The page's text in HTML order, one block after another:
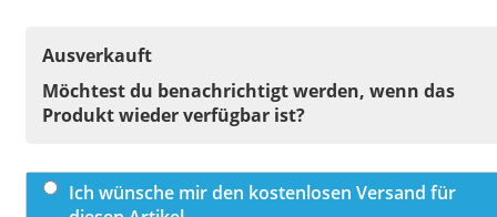
Ausverkauft
Möchtest du benachrichtigt werden, wenn das
Produkt wieder verfügbar ist?
Ich wünsche mir den kostenlosen Versand für